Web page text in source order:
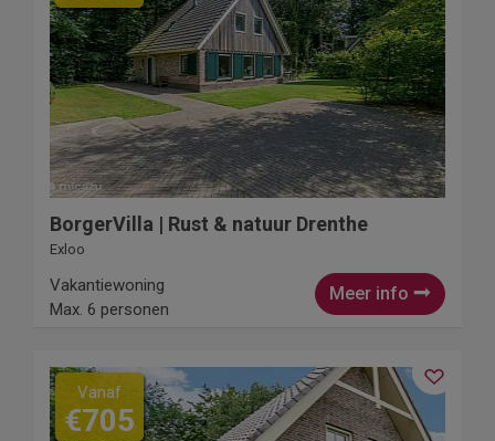
BorgerVilla | Rust & natuur Drenthe
Exloo
Meer info
Vakantiewoning
Max. 6 personen
Vanaf
€705